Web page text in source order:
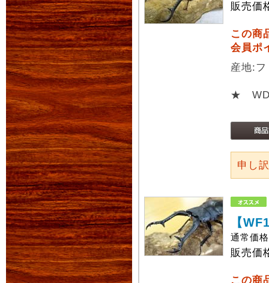
販売価
この商
会員ポ
産地:
★ WD
申し
【
通常価
販売価
この商